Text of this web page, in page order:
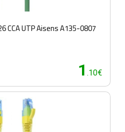
CCA UTP Aisens A135-0807
1 .10€